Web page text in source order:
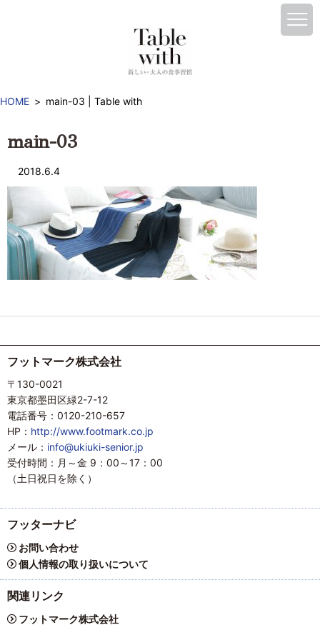
HOME main-03 | Table with
main-03
2018.6.4
フットマーク株式会社
〒130-0021
東京都墨田区緑2-7-12
電話番号：0120-210-657
HP： http://www.footmark.co.jp
メール： info@ukiuki-senior.jp
受付時間：月～金 9：00～17：00
（土日祝日を除く）
フッターナビ
お問い合わせ
個人情報の取り扱いについて
関連リンク
フットマーク株式会社